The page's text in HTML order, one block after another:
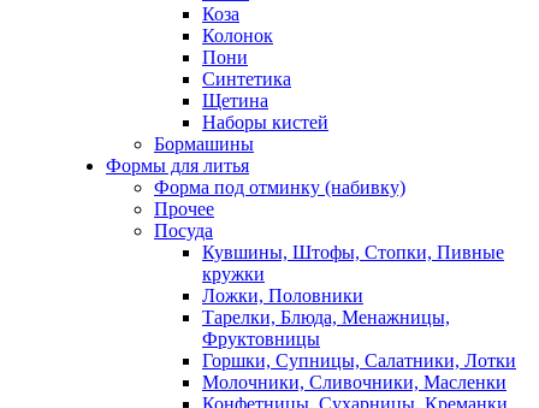
Коза
Колонок
Пони
Синтетика
Щетина
Наборы кистей
Бормашины
Формы для литья
Форма под отминку (набивку)
Прочее
Посуда
Кувшины, Штофы, Стопки, Пивные
кружки
Ложки, Половники
Тарелки, Блюда, Менажницы,
Фруктовницы
Горшки, Супницы, Салатники, Лотки
Молочники, Сливочники, Масленки
Конфетницы, Сухарницы, Креманки